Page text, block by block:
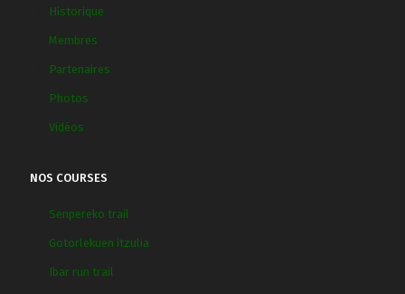
Historique
Membres
Partenaires
Photos
Vidéos
NOS COURSES
Senpereko trail
Gotorlekuen itzulia
Ibar run trail